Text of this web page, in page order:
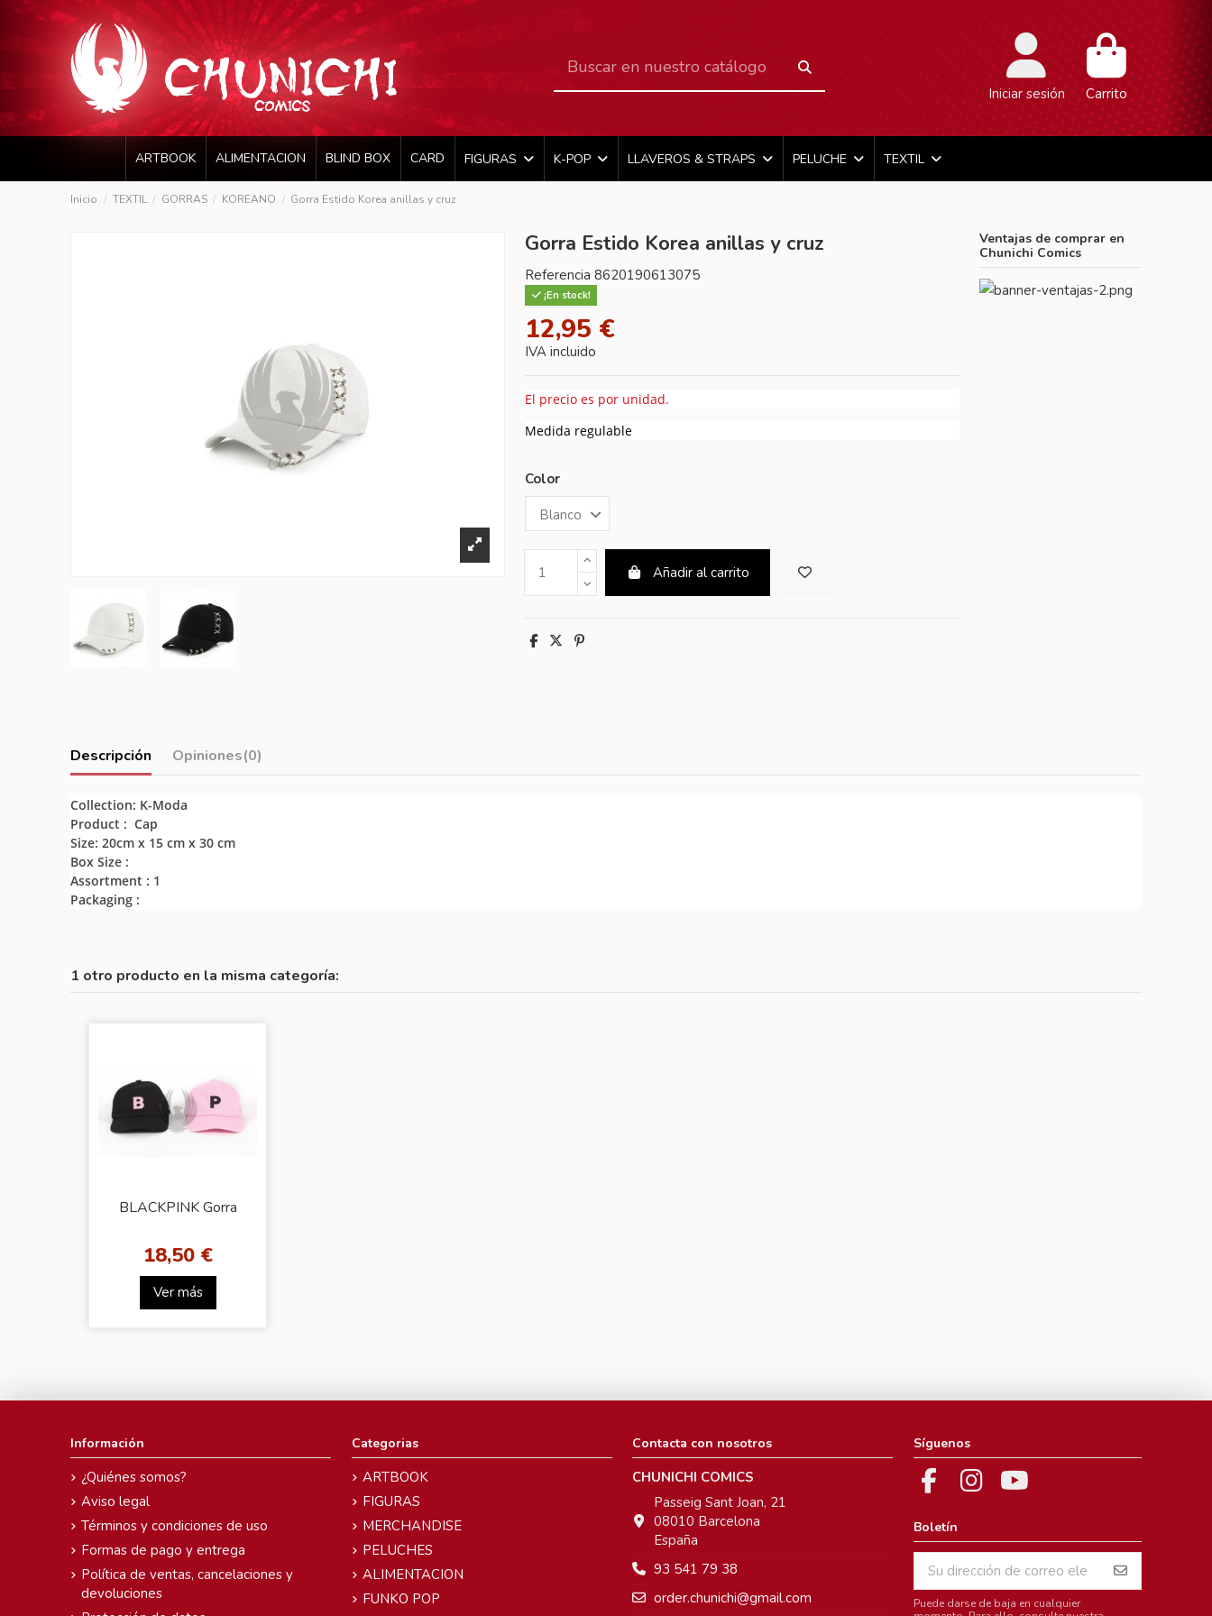
Iniciar sesión Carrito
ARTBOOK ALIMENTACION BLIND BOX CARD FIGURAS K-POP LLAVEROS & STRAPS PELUCHE TEXTIL
Inicio TEXTIL GORRAS KOREANO Gorra Estido Korea anillas y cruz
Gorra Estido Korea anillas y cruz
Referencia 8620190613075
¡En stock!
12,95 €
IVA incluido
El precio es por unidad.
Medida regulable
Color
Añadir al carrito
Ventajas de comprar en
Chunichi Comics
Descripción Opiniones(0)
Collection: K-Moda
Product : Cap
Size: 20cm x 15 cm x 30 cm
Box Size :
Assortment : 1
Packaging :
1 otro producto en la misma categoría:
BLACKPINK Gorra
18,50 €
Ver más
Información
¿Quiénes somos?
Aviso legal
Términos y condiciones de uso
Formas de pago y entrega
Política de ventas, cancelaciones y
devoluciones
Categorias
ARTBOOK
FIGURAS
MERCHANDISE
PELUCHES
ALIMENTACION
FUNKO POP
Contacta con nosotros
CHUNICHI COMICS
Passeig Sant Joan, 21
08010 Barcelona
España
93 541 79 38
order.chunichi@gmail.com
Síguenos
Boletín
Puede darse de baja en cualquier